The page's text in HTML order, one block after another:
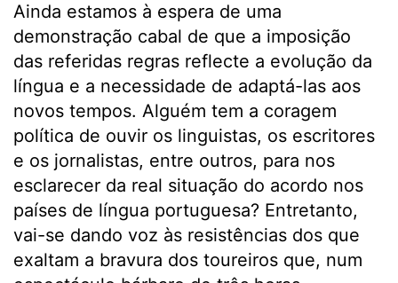
Ainda estamos à espera de uma
demonstração cabal de que a imposição
das referidas regras reflecte a evolução da
língua e a necessidade de adaptá-las aos
novos tempos. Alguém tem a coragem
política de ouvir os linguistas, os escritores
e os jornalistas, entre outros, para nos
esclarecer da real situação do acordo nos
países de língua portuguesa? Entretanto,
vai-se dando voz às resistências dos que
exaltam a bravura dos toureiros que, num